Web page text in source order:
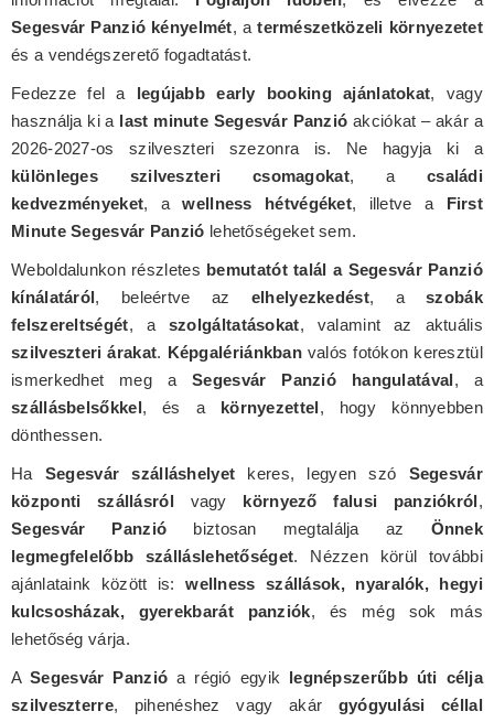
Segesvár Panzió kényelmét, atermészetközeli környezetet
és a vendégszerető fogadtatást.
Fedezze fel a legújabb early booking ajánlatokat, vagy
használja ki a last minute Segesvár Panzió akciókat – akár a
2026-2027-os szilveszteri szezonra is. Ne hagyja ki a
különleges szilveszteri csomagokat, a családi
kedvezményeket, awellness hétvégéket, illetve a First
Minute Segesvár Panzió lehetőségeket sem.
Weboldalunkon részletes bemutatót talál a Segesvár Panzió
kínálatáról, beleértve az elhelyezkedést, aszobák
felszereltségét, a szolgáltatásokat, valamint az aktuális
szilveszteri árakat. Képgalériánkban valós fotókon keresztül
ismerkedhet meg aSegesvár Panzió hangulatával, a
szállásbelsőkkel, és a környezettel, hogy könnyebben
dönthessen.
Ha Segesvár szálláshelyet keres, legyen szó Segesvár
központi szállásról vagy környező falusi panziókról,
Segesvár Panzió biztosan megtalálja az Önnek
legmegfelelőbb szálláslehetőséget. Nézzen körül további
ajánlataink között is:wellness szállások, nyaralók, hegyi
kulcsosházak, gyerekbarát panziók, és még sok más
lehetőség várja.
ASegesvár Panzió a régió egyik legnépszerűbb úti célja
szilveszterre, pihenéshez vagy akár gyógyulási céllal